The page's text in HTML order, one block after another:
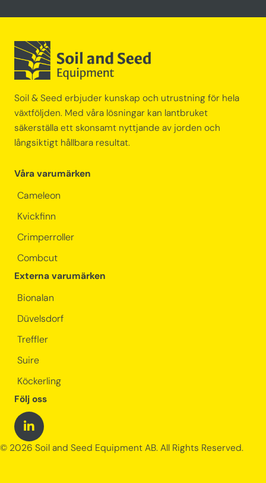
Soil & Seed erbjuder kunskap och utrustning för hela
växtföljden. Med våra lösningar kan lantbruket
säkerställa ett skonsamt nyttjande av jorden och
långsiktigt hållbara resultat.
Våra varumärken
Cameleon
Kvickfinn
Crimperroller
Combcut
Externa varumärken
Bionalan
Düvelsdorf
Treffler
Suire
Köckerling
Följ oss
© 2026 Soil and Seed Equipment AB. All Rights Reserved.